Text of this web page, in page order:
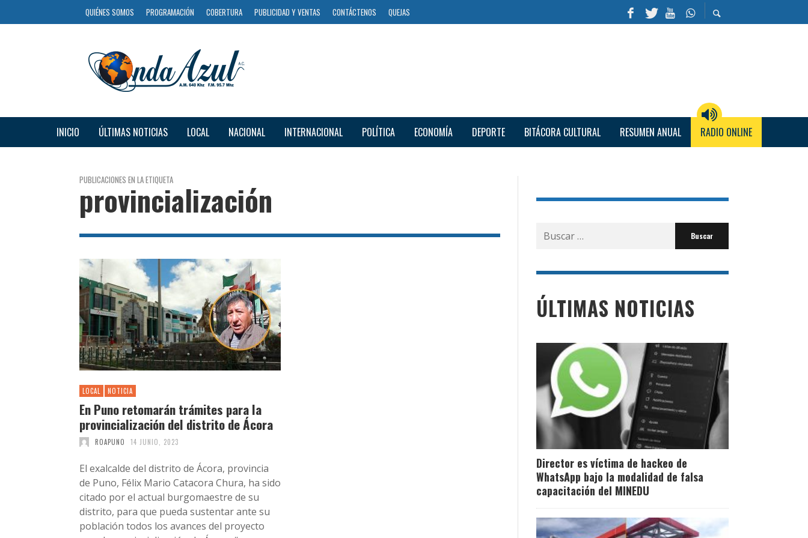
QUIÉNES SOMOS PROGRAMACIÓN COBERTURA PUBLICIDAD Y VENTAS CONTÁCTENOS QUEJAS
INICIO ÚLTIMAS NOTICIAS LOCAL NACIONAL INTERNACIONAL POLÍTICA ECONOMÍA DEPORTE BITÁCORA CULTURAL RESUMEN ANUAL RADIO ONLINE
PUBLICACIONES EN LA ETIQUETA
provincialización
LOCAL NOTICIA
En Puno retomarán trámites para la
provincialización del distrito de Ácora
ROAPUNO 14 JUNIO, 2023
El exalcalde del distrito de Ácora, provincia
de Puno, Félix Mario Catacora Chura, ha sido
citado por el actual burgomaestre de su
distrito, para que pueda sustentar ante su
población todos los avances del proyecto
Buscar
por:
ÚLTIMAS NOTICIAS
Director es víctima de hackeo de
WhatsApp bajo la modalidad de falsa
capacitación del MINEDU